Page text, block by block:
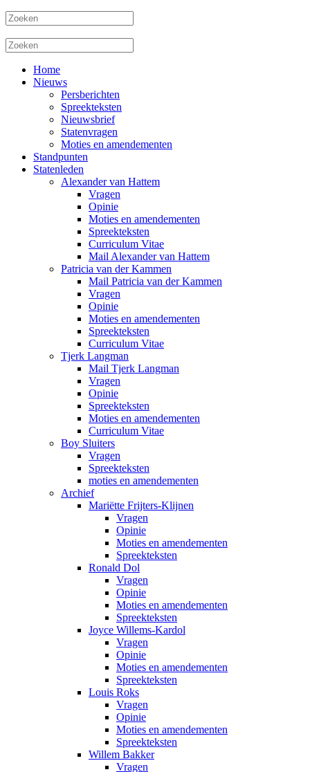
Home
Nieuws
Persberichten
Spreekteksten
Nieuwsbrief
Statenvragen
Moties en amendementen
Standpunten
Statenleden
Alexander van Hattem
Vragen
Opinie
Moties en amendementen
Spreekteksten
Curriculum Vitae
Mail Alexander van Hattem
Patricia van der Kammen
Mail Patricia van der Kammen
Vragen
Opinie
Moties en amendementen
Spreekteksten
Curriculum Vitae
Tjerk Langman
Mail Tjerk Langman
Vragen
Opinie
Spreekteksten
Moties en amendementen
Curriculum Vitae
Boy Sluiters
Vragen
Spreekteksten
moties en amendementen
Archief
Mariëtte Frijters-Klijnen
Vragen
Opinie
Moties en amendementen
Spreekteksten
Ronald Dol
Vragen
Opinie
Moties en amendementen
Spreekteksten
Joyce Willems-Kardol
Vragen
Opinie
Moties en amendementen
Spreekteksten
Louis Roks
Vragen
Opinie
Moties en amendementen
Spreekteksten
Willem Bakker
Vragen